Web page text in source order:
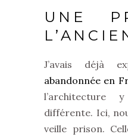
UNE
J’avais déjà
abandonnée en
l’architecture
différente. Ici,
veille prison.